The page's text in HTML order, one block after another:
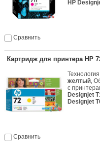
HP
Сравнить
Картридж для принтера HP
желтый,
с
Designjet
Designjet
Сравнить